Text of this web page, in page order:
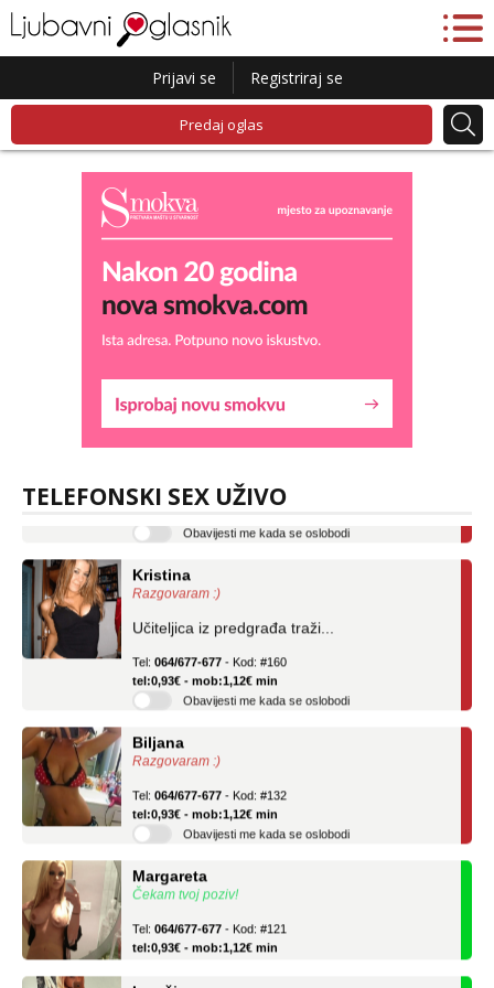
Prijavi se Registriraj se
Predaj oglas
TELEFONSKI SEX UŽIVO
Liliana
Razgovaram :)
tel:0,93€ - mob:1,12€ min
Razgovaram :)
tel:0,93€ - mob:1,12€ min
Obavijesti me kada se oslobodi
Razgovaram :)
tel:0,93€ - mob:1,12€ min
Obavijesti me kada se oslobodi
Čekam tvoj poziv!
tel:0,93€ - mob:1,12€ min